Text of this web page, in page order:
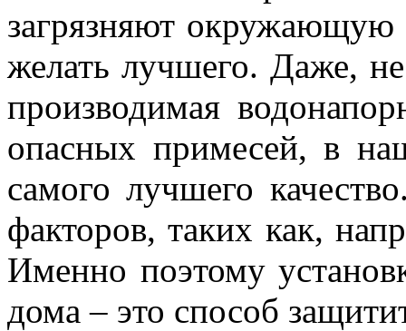
загрязняют окружающую
желать лучшего. Даже,
производимая
опасных примесей, в
самого лучшего
факторов, таких как,
Именно поэтому
дома – это способ